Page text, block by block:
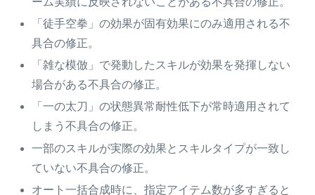
「徒手空拳」の効果が固有効果にのみ適用される不
具合の修正。
「雑な模倣」で発動したスキルが効果を発揮しない
場合がある不具合の修正。
「一の太刀」の状態異常耐性低下が常時適用されて
しまう不具合の修正。
一部のスキルが実際の効果とスキルタイプが一致し
ていない不具合の修正。
オート一括合成時に、指定アイテム数が多すぎると